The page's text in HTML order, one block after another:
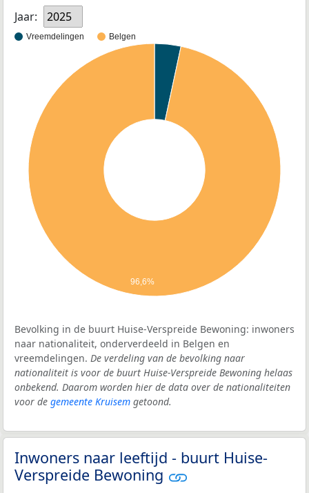
Jaar: 2025
Vreemdelingen Belgen
96,6%
Bevolking in de buurt Huise-Verspreide Bewoning: inwoners
naar nationaliteit, onderverdeeld in Belgen en
vreemdelingen. De verdeling van de bevolking naar
nationaliteit is voor de buurt Huise-Verspreide Bewoning helaas
onbekend. Daarom worden hier de data over de nationaliteiten
voor de gemeente Kruisem getoond.
Inwoners naar leeftijd - buurt Huise-
Verspreide Bewoning